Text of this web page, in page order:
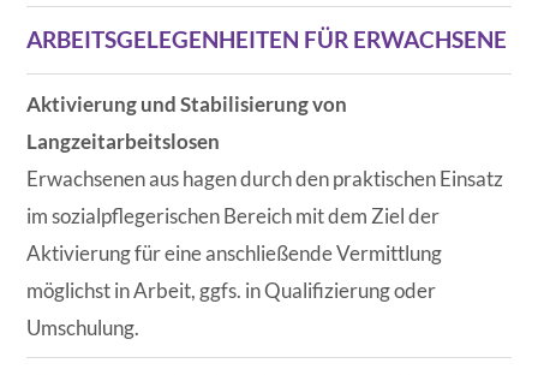
ARBEITSGELEGENHEITEN FÜR ERWACHSENE
Aktivierung und Stabilisierung von
Langzeitarbeitslosen
Erwachsenen aus hagen durch den praktischen Einsatz
im sozialpflegerischen Bereich mit dem Ziel der
Aktivierung für eine anschließende Vermittlung
möglichst in Arbeit, ggfs. in Qualifizierung oder
Umschulung.